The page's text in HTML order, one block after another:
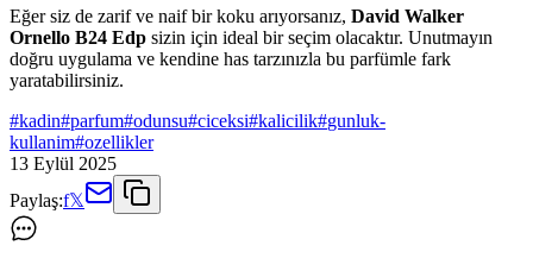
Eğer siz de zarif ve naif bir koku arıyorsanız, David Walker
Ornello B24 Edp sizin için ideal bir seçim olacaktır. Unutmayın
doğru uygulama ve kendine has tarzınızla bu parfümle fark
yaratabilirsiniz.
#kadin#parfum#odunsu#ciceksi#kalicilik#gunluk-
kullanim#ozellikler
13 Eylül 2025
Paylaş:f𝕏